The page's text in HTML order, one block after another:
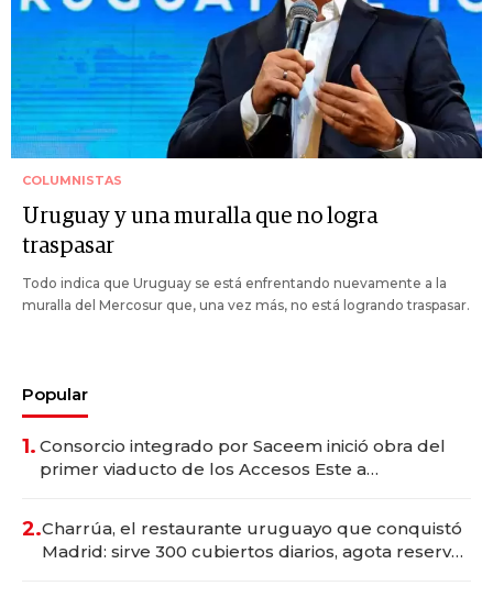
COLUMNISTAS
Uruguay y una muralla que no logra
traspasar
Todo indica que Uruguay se está enfrentando nuevamente a la
muralla del Mercosur que, una vez más, no está logrando traspasar.
Popular
1. Consorcio integrado por Saceem inició obra del
primer viaducto de los Accesos Este a
2.Charrúa, el restaurante uruguayo que conquistó
Madrid: sirve 300 cubiertos diarios, agota reservas